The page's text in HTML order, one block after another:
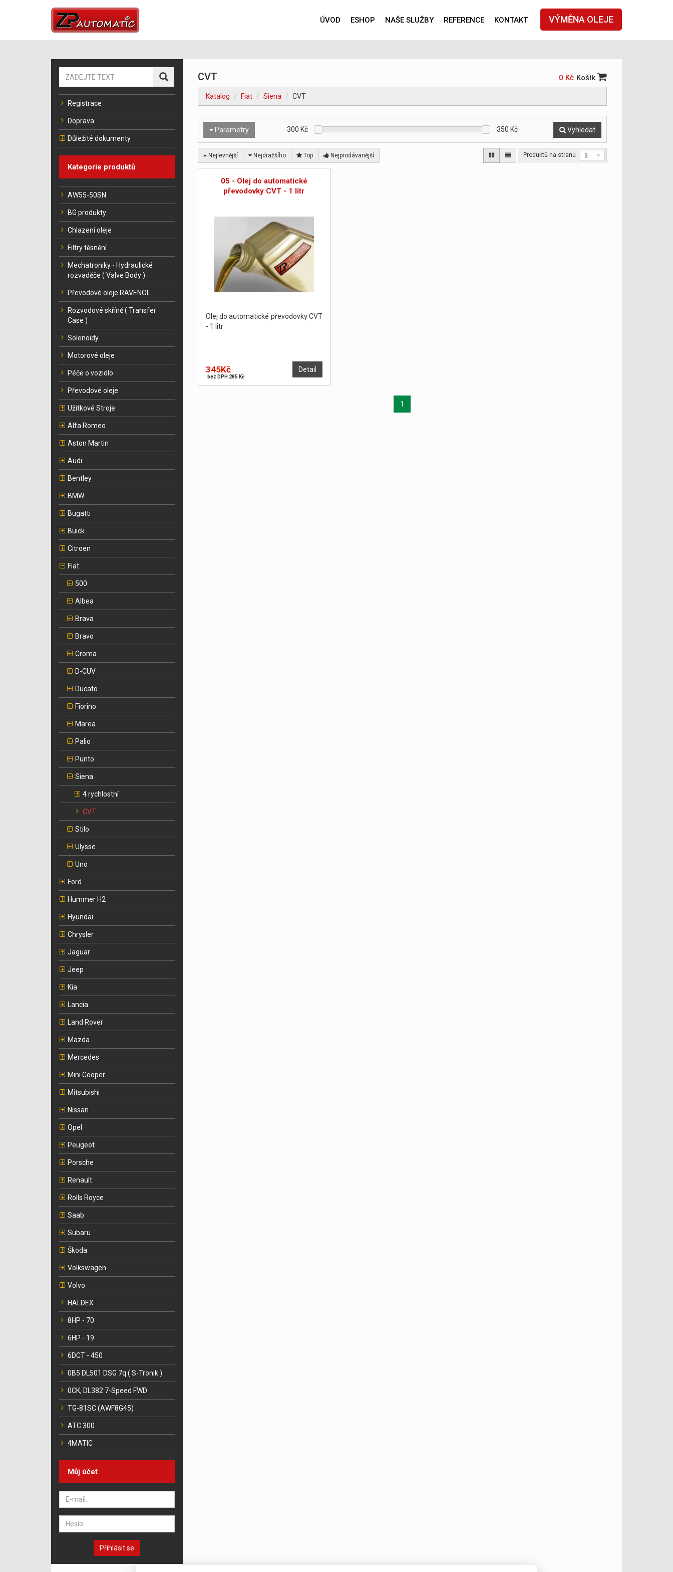
VÝMĚNA OLEJE
ÚVOD ESHOP NAŠE SLUŽBY REFERENCE KONTAKT
Registrace
Doprava
Důležité dokumenty
Kategorie produktů
AW55-50SN
BG produkty
Chlazení oleje
Filtry těsnění
Mechatroniky - Hydraulické
rozvaděče ( Valve Body )
Převodové oleje RAVENOL
Rozvodové skříně ( Transfer
Case )
Solenoidy
Motorové oleje
Péče o vozidlo
Převodové oleje
Užitkové Stroje
Alfa Romeo
Aston Martin
Audi
Bentley
BMW
Bugatti
Buick
Citroen
Fiat
500
Albea
Brava
Bravo
Croma
D-CUV
Ducato
Fiorino
Marea
Palio
Punto
Siena
4 rychlostní
CVT
Stilo
Ulysse
Uno
Ford
Hummer H2
Hyundai
Chrysler
Jaguar
Jeep
Kia
Lancia
Land Rover
Mazda
Mercedes
Mini Cooper
Mitsubishi
Nissan
Opel
Peugeot
Porsche
Renault
Rolls Royce
Saab
Subaru
Škoda
Volkswagen
Volvo
HALDEX
8HP - 70
6HP - 19
6DCT - 450
0B5 DL501 DSG 7q ( S-Tronik )
0CK, DL382 7-Speed FWD
TG-81SC (AWF8G45)
ATC 300
4MATIC
Můj účet
Přihlásit se
CVT 0 Kč Košík
Katalog Fiat Siena CVT
Parametry 300 Kč 350 Kč Vyhledat
Nejlevnější Nejdražšího Top Nejprodávanější Produktů na stranu 9
05 - Olej do automatické
převodovky CVT - 1 litr
Olej do automatické převodovky CVT
- 1 litr
Detail
345Kč
bez DPH 285 Kč
1